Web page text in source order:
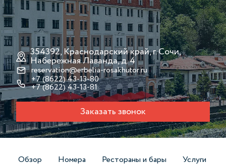
354392, Краснодарский край, г. Сочи,
Набережная Лаванда, д. 4
reservation@erbelia-rosakhutor.ru
+7 (8622) 43-13-80
+7 (8622) 43-13-81
Заказать звонок
Обзор Номера Рестораны и бары Услуги